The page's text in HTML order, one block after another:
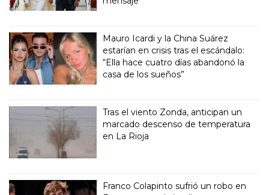
Mauro Icardi y la China Suárez
estarían en crisis tras el escándalo:
“Ella hace cuatro días abandonó la
casa de los sueños”
Tras el viento Zonda, anticipan un
marcado descenso de temperatura
en La Rioja
Franco Colapinto sufrió un robo en